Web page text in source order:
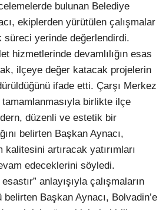
bulunan Belediye
ekiplerden yürütülen çalışmalar
süreci yerinde değerlendirdi.
hizmetlerinde devamlılığın esas
ilçeye değer katacak projelerin
ifade etti. Çarşı Merkez
tamamlanmasıyla birlikte ilçe
düzenli ve estetik bir
belirten Başkan Aynacı,
artıracak yatırımları
edeceklerini söyledi.
anlayışıyla çalışmaların
Başkan Aynacı, Bolvadin’e